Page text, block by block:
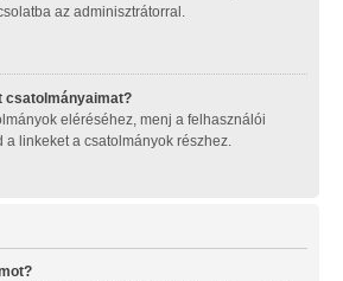
az adminisztrátorral.
csatolmányaimat?
eléréséhez, menj a felhasználói
linkeket a csatolmányok részhez.